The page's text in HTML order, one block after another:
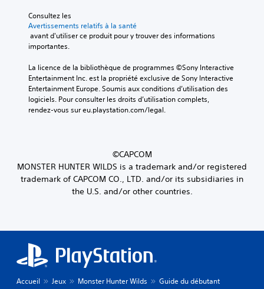
Consultez les
Avertissements relatifs à la santé
importantes.
La licence de la bibliothèque de programmes ©Sony Interactive
Entertainment Inc. est la propriété exclusive de Sony Interactive
Entertainment Europe. Soumis aux conditions d’utilisation des
logiciels. Pour consulter les droits d’utilisation complets,
rendez-vous sur eu.playstation.com/legal.
©CAPCOM
MONSTER HUNTER WILDS is a trademark and/or registered
trademark of CAPCOM CO., LTD. and/or its subsidiaries in
the U.S. and/or other countries.
Accueil Jeux Monster Hunter Wilds Guide du débutant